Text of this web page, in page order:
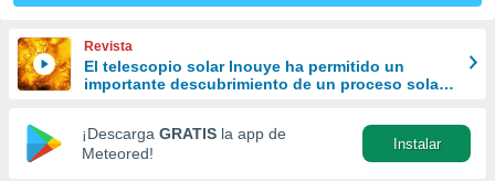
y
forma
digital
basada
Revista
El telescopio solar Inouye ha permitido un
importante descubrimiento de un proceso solar
¡Descarga GRATIS la app de
Meteored!
Instalar